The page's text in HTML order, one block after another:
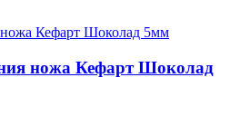
ножа Кефарт Шоколад